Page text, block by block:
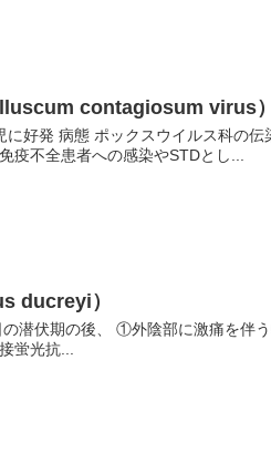
contagiosum virus）
好発 病態 ポックスウイルス科の
疫不全患者への感染やSTDとし...
ducreyi）
潜伏期の後、 ①外陰部に激痛を伴
蛍光抗...